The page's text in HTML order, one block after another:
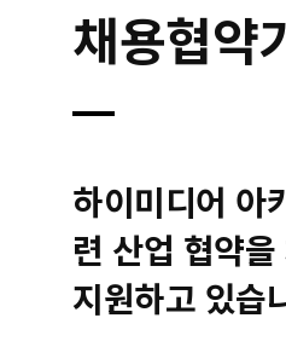
채용협약
하이미디어 아
련 산업 협약
지원하고 있습